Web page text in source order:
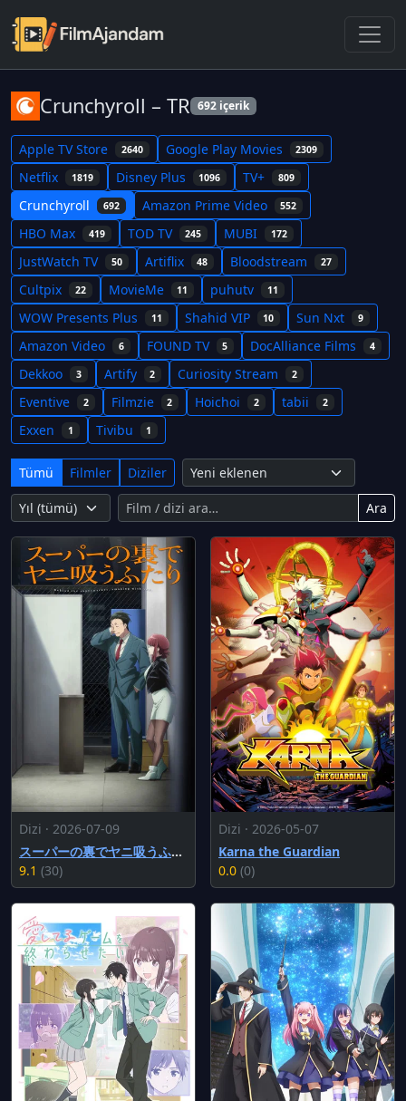
Crunchyroll – TR 692 içerik
Apple TV Store 2640 Google Play Movies 2309
Netflix 1819 Disney Plus 1096 TV+ 809
Crunchyroll 692 Amazon Prime Video 552
HBO Max 419 TOD TV 245 MUBI 172
JustWatch TV 50 Artiflix 48 Bloodstream 27
Cultpix 22 MovieMe 11 puhutv 11
WOW Presents Plus 11 Shahid VIP 10 Sun Nxt 9
Amazon Video 6 FOUND TV 5 DocAlliance Films 4
Dekkoo 3 Artify 2 Curiosity Stream 2
Eventive 2 Filmzie 2 Hoichoi 2 tabii 2
Exxen 1 Tivibu 1
Tümü Filmler Diziler
Ara
Dizi · 2026-07-09
スーパーの裏でヤニ吸うふたり
9.1 (30)
Dizi · 2026-05-07
Karna the Guardian
0.0 (0)